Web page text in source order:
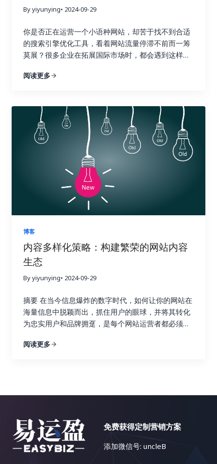
具之外，还有其他一些工具也值得考虑，例如
择工具时，不仅要考虑功能和价格，还要考虑易用性
和数据准确性。一个好的工具应该易于上手，操作简
单，并且能够提供准确可靠的数据，为你的决策提供
链接建设效果时，需要关注一些关键指标，这些指标
是万里长征的第一步，更重要的是如何解读这些数据
并将它们转化为可操作的洞察力，最终指导我们的行
动，就像一位经验丰富的侦探，需要从蛛丝马迹中找
到破案的关键线索。 首先，你需要对收集到的数据进
行整理和分类，就像整理一个杂乱的房间一样，将物
品分门别类地摆放整齐。例如，你可以将链接按照来
源网站的权威性、链接类型（如文本链接、图片链
接、目录链接等）、锚文本的相关性等进行分类。 清
分析打下坚实的基础。 接下来，你需要分析不同类型
的链接对网站关键指标的影响，例如，来自高权重、
高相关性网站的链接是否带来了更多的推荐流量？包
含目标关键词的锚文本是否提升了网站在搜索引擎结
果页面中的排名？来自社交媒体平台的链接是否带来
了更高的用户参与度？ 这些指标就像一个仪表盘，可
据分析，你可以发现哪些链接建设策略真正有效，哪
些策略只是徒劳无功。例如，你可能会发现，来自行
业权威博客的链接带来了大量的目标流量和转化，而
害网站的声誉。 基于这些发现，你可以及时调整你的
个持续迭代的过程。你需要定期监控数据，并根据数
需要根据风向和水流的变化不断调整航线，才能最终
安全抵达目的地。 市场环境和用户行为都在不断变
化，只有持续地分析数据，才能保持链接建设策略的
有效性。 五、 案例分析：小红书如何玩转链接建
座空中楼阁，看似华丽，实则根基不稳，随时可能坍
的认可，搜索引擎又该如何判断你的网站的价值和可
信度呢？ 二、Ahrefs：全能型搜索引擎优化工具，挖
掘链接宝藏 Ahrefs 就像一位经验丰富的侦探，拥有
的链接策略，发现潜在的链接机会，并制定更有效的
站审核，Ahrefs 都能帮你轻松搞定，让你在搜索引擎
优化的战场上运筹帷幄，决胜千里。它可以帮助你了
解你的网站在哪些方面需要改进，以及如何更好地优
化你的网站以获得更高的排名和更多的流量。 1. 竞争
对手分析：知己知彼，百战不殆 使用 Ahrefs 的网站
分析功能，只需输入竞争对手的域名，即可全面了解
他们的反向链接情况。你可以分析他们的链接来源、
链接类型、锚文本等等，从中学习他们的成功经验，
并找到可以借鉴的链接建设策略。更重要的是，你可
站获取链接。这是一种非常有效的链接建设策略，可
以让你事半功倍，快速提升你的网站排名。通过深入
分析竞争对手的链接，你可以了解他们的优势和劣
势，并制定更具针对性的链接建设策略，从而在竞争
中占据优势。 2. 关键词研究：精准定位，事半功倍
相关的关键词，并分析这些关键词的搜索量、竞争程
度以及排名情况。通过关键词研究，你可以找到潜在
的链接建设目标，例如与你行业相关的博客、论坛和
为你的竞争对手带来了最多的流量，并以此为参考，
吸引目标受众的关注，并最终获得链接。 3. 内容探
探索功能可以帮助你找到在社交媒体上表现优异的内
容。你可以分析这些内容的主题、格式、推广策略等
等，从中学习如何创作更具吸引力的内容，从而吸引
更多的链接。通过分析热门内容，你可以了解目标受
By yiyunying• 2024-09-29
你是否正在运营一个小语种网站，却苦于找不到合适
的搜索引擎优化工具，看着网站流量停滞不前而一筹
莫展？很多企业在拓展国际市场时，都会遇到这样的
球化的浪潮下，越来越多的企业开始将目光投向海外
搜索引擎优化工具，就像找到了一把打开国际市场大
门的金钥匙，能够帮助你的网站在全球范围内获得更
高的曝光率和流量。有效的搜索引擎优化策略可以帮
助你吸引目标用户，提升品牌知名度，最终带来更高
的转化率和收益。 这篇文章将为你揭秘一系列强大且
高效的小语种搜索引擎优化工具。我们会深入探讨每
一种工具的功能和优势，并提供一些实际操作的建
议，帮助你克服语言障碍，精准定位目标用户，让你
的网站在国际竞争中脱颖而出，最终实现业务的蓬勃
发展。做好准备，一起开启小语种搜索引擎优化的奇
妙旅程！ 一、小语种搜索引擎优化的挑战与机遇：扬
帆出海，乘风破浪 在进军国际市场时，小语种搜索引
擎优化无疑是一块难啃的骨头。它不像英语搜索引擎
优化那样有丰富的资源和工具。与主流语言英语相
比，小语种搜索引擎优化面临着诸多挑战，例如西班
语、韩语、阿拉伯语等等，每一个语种都有其独特的
语法和文化背景。这使得搜索引擎优化策略的制定更
加复杂，我们需要针对不同的语言和文化制定不同的
就很难理解目标市场的用户需求、搜索习惯和文化背
务的推广可能会受到限制，你需要了解目标市场的相
关法律法规。 再次，竞争激烈也是一个不容忽视的问
题。一些热门的小语种市场竞争非常激烈，需要付出
阅读更多
博客
内容多样化策略：构建繁荣的网站内容
生态
By yiyunying• 2024-09-29
摘要 在当今信息爆炸的数字时代，如何让你的网站在
海量信息中脱颖而出，抓住用户的眼球，并将其转化
为忠实用户和品牌拥趸，是每个网站运营者都必须认
一难题的关键所在。本文将深入探讨内容多样化策略
态，最终实现网站流量的持续增长、用户参与度的显
化：为何内容多样化至关重要？ 想象一下，如果一个
花园里只种植着单一品种的花卉，即使再娇艳欲滴，
也会让人感到单调乏味。同样的道理，如果一个网站
只提供单一的内容形式，即使文字再优美，设计再精
阅读更多
免费获得定制营销方案
添加微信号: uncleB